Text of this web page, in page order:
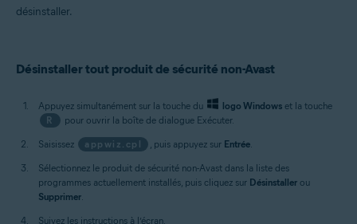
désinstaller.
Désinstaller tout produit de sécurité non-Avast
Appuyez simultanément sur la touche du logo Windows et la touche
R
pour ouvrir la boîte de dialogue Exécuter.
Saisissez
appwiz.cpl , puis appuyez sur Entrée.
Sélectionnez le produit de sécurité non-Avast dans la liste des
programmes actuellement installés, puis cliquez sur Désinstaller ou
Supprimer.
Suivez les instructions à l’écran.